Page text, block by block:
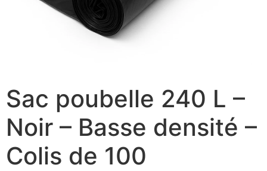
Sac poubelle 240 L –
Noir – Basse densité –
Colis de 100